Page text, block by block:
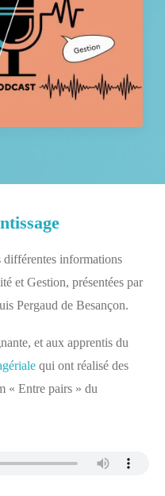
différentes informations
et Gestion, présentées par
Pergaud de Besançon.
et aux apprentis du
qui ont réalisé des
« Entre pairs » du